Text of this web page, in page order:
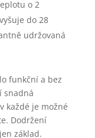
o 2
do 28
udržovaná
funkční a bez
snadná
každé je možné
Dodržení
základ.